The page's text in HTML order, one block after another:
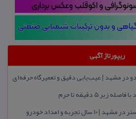
ریپورتاژ آگهی
در مشهد | عیب‌یابی دقیق و تعمیرگاه حرفه‌ای
5 دقیقه تا حرم
تجربه و امداد خودرو